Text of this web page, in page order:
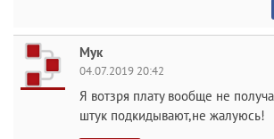
Мук
04.07.2019 20:42
Я вотзря плату вообще не
штук подкидывают,не жалуюсь!